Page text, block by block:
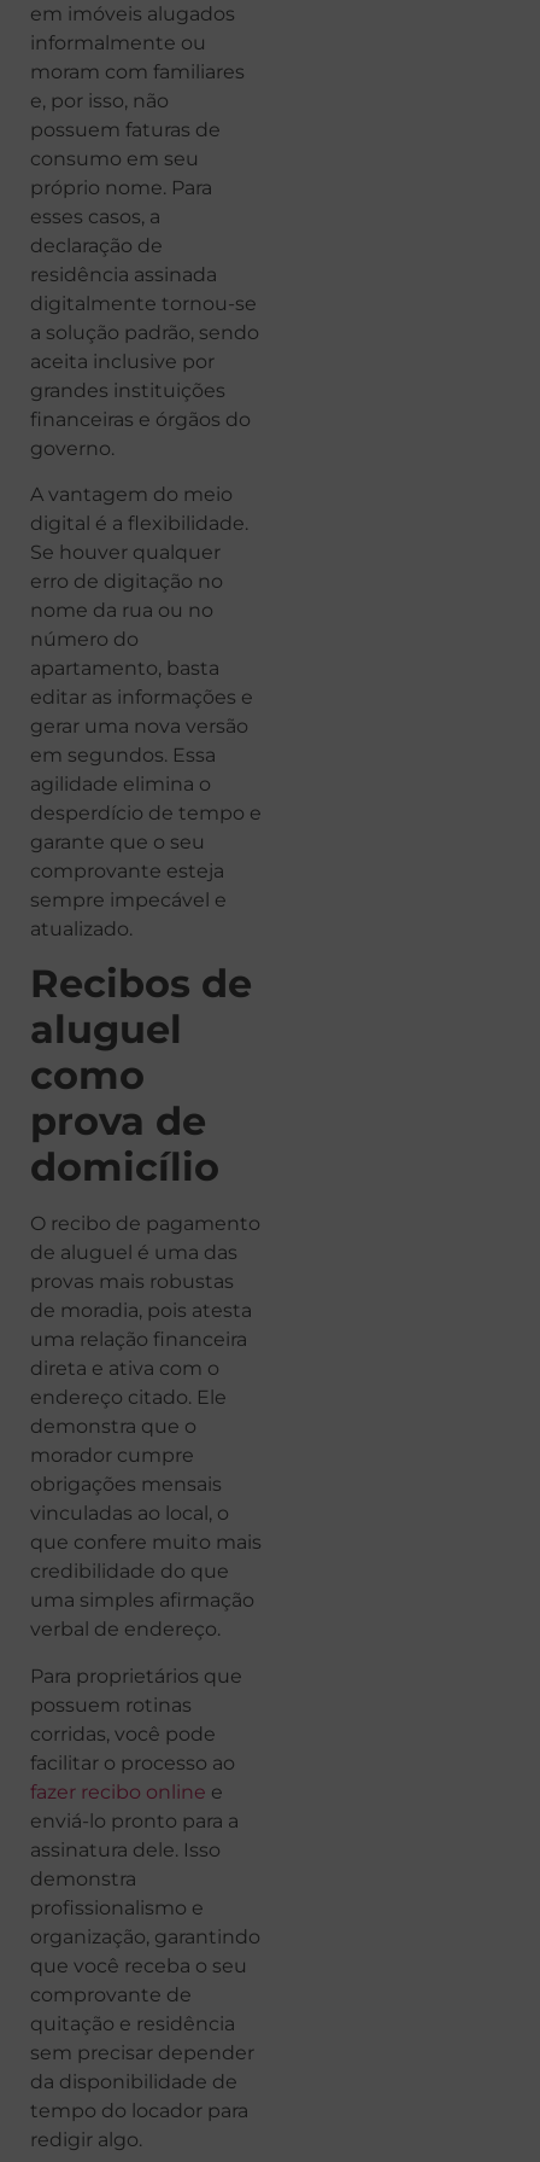
em imóveis alugados
informalmente ou
moram com familiares
e, por isso, não
possuem faturas de
consumo em seu
próprio nome. Para
esses casos, a
declaração de
residência assinada
digitalmente tornou-se
a solução padrão, sendo
aceita inclusive por
grandes instituições
financeiras e órgãos do
governo.
A vantagem do meio
digital é a flexibilidade.
Se houver qualquer
erro de digitação no
nome da rua ou no
número do
apartamento, basta
editar as informações e
gerar uma nova versão
em segundos. Essa
agilidade elimina o
desperdício de tempo e
garante que o seu
comprovante esteja
sempre impecável e
atualizado.
Recibos de
aluguel
como
prova de
domicílio
O recibo de pagamento
de aluguel é uma das
provas mais robustas
de moradia, pois atesta
uma relação financeira
direta e ativa com o
endereço citado. Ele
demonstra que o
morador cumpre
obrigações mensais
vinculadas ao local, o
que confere muito mais
credibilidade do que
uma simples afirmação
verbal de endereço.
Para proprietários que
possuem rotinas
corridas, você pode
facilitar o processo ao
fazer recibo online e
enviá-lo pronto para a
assinatura dele. Isso
demonstra
profissionalismo e
organização, garantindo
que você receba o seu
comprovante de
quitação e residência
sem precisar depender
da disponibilidade de
tempo do locador para
redigir algo.